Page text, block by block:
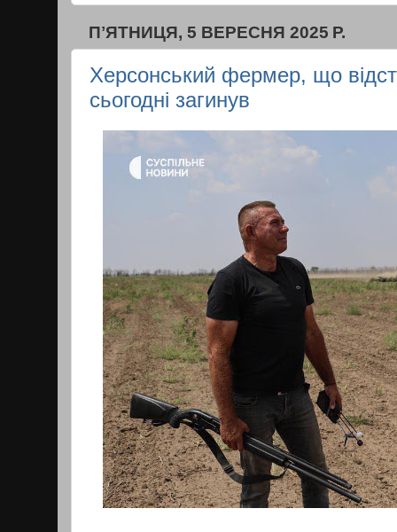
ПʼЯТНИЦЯ, 5 ВЕРЕСНЯ 2025 Р.
Херсонський фермер, що
сьогодні загинув